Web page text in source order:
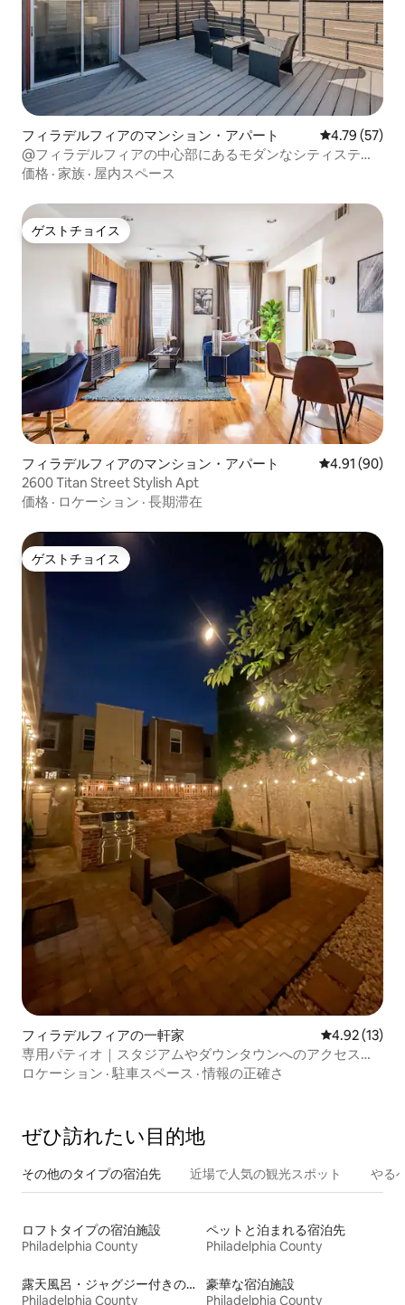
フィラデルフィアのマンション・アパート レビュー57
4.79 (57)
@フィラデルフィアの中心部にあるモダンなシティステイ
32
価格 · 家族 · 屋内スペース
ゲストチョイス
ゲストチョイス
フィラデルフィアのマンション・アパート レビュー90
4.91 (90)
2600 Titan Street Stylish Apt
価格 · ロケーション · 長期滞在
ゲストチョイス
ゲストチョイス
フィラデルフィアの一軒家 レビュー13
4.92 (13)
専用パティオ｜スタジアムやダウンタウンへのアクセスが
簡単
ロケーション ·駐車スペース ·情報の正確さ
ぜひ訪⁠れ⁠た⁠い目⁠的⁠地
その他のタ⁠イ⁠プ⁠の宿⁠泊⁠先 近場で人気の観光スポット やる
ロフトタイプの宿泊施設
Philadelphia County
ペットと泊まれる宿泊先
Philadelphia County
露天風呂・ジャグジー付きの宿泊施設
Philadelphia County
豪華な宿泊施設
Philadelphia County